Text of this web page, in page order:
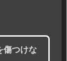
傷つけな